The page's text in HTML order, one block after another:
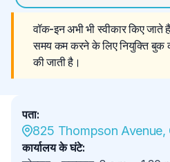
वॉक-इन अभी भी स्वीकार किए जाते
समय कम करने के लिए नियुक्ति बुक
की जाती है।
पता:
825 Thompson Avenue,
कार्यालय के घंटे: